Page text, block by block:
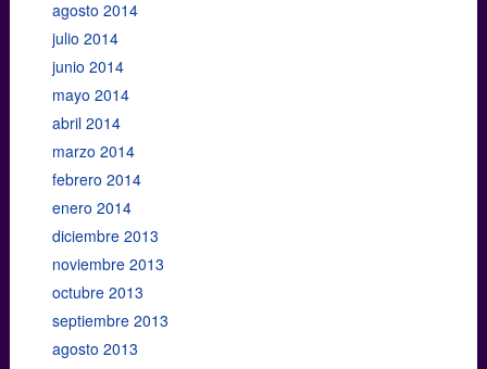
agosto 2014
julio 2014
junio 2014
mayo 2014
abril 2014
marzo 2014
febrero 2014
enero 2014
diciembre 2013
noviembre 2013
octubre 2013
septiembre 2013
agosto 2013